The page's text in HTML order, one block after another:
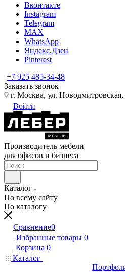
Вконтакте
Instagram
Telegram
MAX
WhatsApp
Яндекс.Дзен
Pinterest
+7 925 485-34-48
Заказать звонок
г. Москва, ул. Новодмитровская,
Войти
Производитель мебели
для офисов и бизнеса
Каталог
По всему сайту
По каталогу
Сравнение0
Избранные товары 0
Корзина 0
Каталог